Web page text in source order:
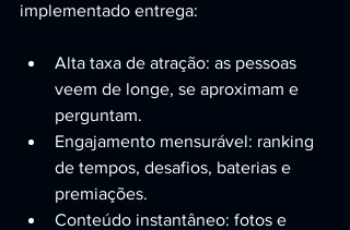
implementado entrega:
Alta taxa de atração: as pessoas
veem de longe, se aproximam e
perguntam.
Engajamento mensurável: ranking
de tempos, desafios, baterias e
premiações.
Conteúdo instantâneo: fotos e